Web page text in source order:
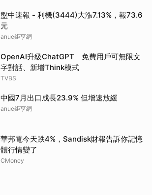
盤中速報 - 利機(3444)大漲7.13%，報73.6
元
anue鉅亨網
OpenAI升級ChatGPT 免費用戶可無限文
字對話、新增Think模式
TVBS
中國7月出口成長23.9% 但增速放緩
anue鉅亨網
華邦電今天跌4%，Sandisk財報告訴你記憶
體行情變了
CMoney